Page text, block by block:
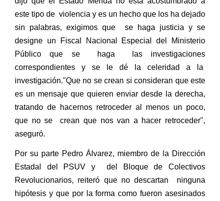
este tipo de violencia y es un hecho que los ha dejado
sin palabras, exigimos que
se haga justicia y se
designe un Fiscal Nacional Especial del Ministerio
Público que se
haga
las investigaciones
correspondientes y se le dé la celeridad a la
investigación."Que no se crean si consideran que este
es un mensaje que quieren enviar desde la derecha,
tratando de hacernos retroceder al menos un poco,
que no se
crean que nos van a hacer retroceder",
aseguró.
Por su parte Pedro Álvarez, miembro de la Dirección
Estadal del PSUV y
del Bloque de Colectivos
Revolucionarios, reiteró que no descartan
ninguna
hipótesis y que por la forma como fueron asesinados